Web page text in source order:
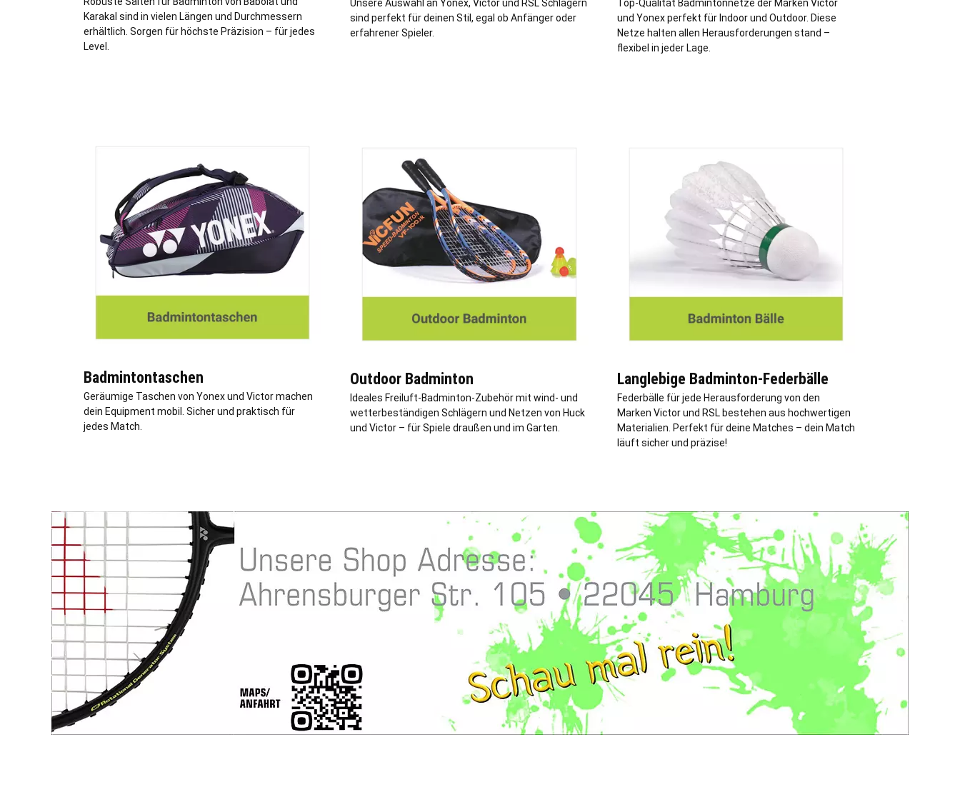
Karakal sind in vielen Längen und Durchmessern
erhältlich. Sorgen für höchste Präzision – für jedes
Level.
Unsere Auswahl an Yonex, Victor und RSL Schlägern
sind perfekt für deinen Stil, egal ob Anfänger oder
erfahrener Spieler.
Top-Qualität Badmintonnetze der Marken Victor
und Yonex perfekt für Indoor und Outdoor. Diese
Netze halten allen Herausforderungen stand –
flexibel in jeder Lage.
Badmintontaschen
Geräumige Taschen von Yonex und Victor machen
dein Equipment mobil. Sicher und praktisch für
jedes Match.
Outdoor Badminton
Ideales Freiluft-Badminton-Zubehör mit wind- und
wetterbeständigen Schlägern und Netzen von Huck
und Victor – für Spiele draußen und im Garten.
Langlebige Badminton-Federbälle
Federbälle für jede Herausforderung von den
Marken Victor und RSL bestehen aus hochwertigen
Materialien. Perfekt für deine Matches – dein Match
läuft sicher und präzise!